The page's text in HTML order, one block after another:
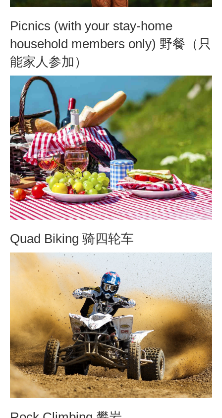
Picnics (with your stay-home
household members only) 野餐（只
能家人参加）
Quad Biking 骑四轮车